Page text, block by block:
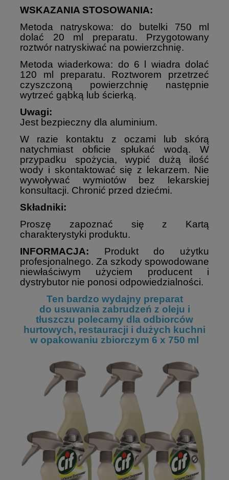
WSKAZANIA STOSOWANIA:
Metoda natryskowa: do butelki 750 ml
dolać 20 ml preparatu. Przygotowany
roztwór natryskiwać na powierzchnię.
Metoda wiaderkowa: do 6 l wiadra dolać
120 ml preparatu. Roztworem przetrzeć
czyszczoną powierzchnię następnie
wytrzeć gąbką lub ścierką.
Uwagi:
Jest bezpieczny dla aluminium.
W razie kontaktu z oczami lub skórą
natychmiast obficie spłukać wodą. W
przypadku spożycia, wypić dużą ilość
wody i skontaktować się z lekarzem. Nie
wywoływać wymiotów bez lekarskiej
konsultacji. Chronić przed dziećmi.
Składniki:
Proszę zapoznać się z Kartą
charakterystyki produktu.
INFORMACJA: Produkt do użytku
profesjonalnego. Za szkody spowodowane
niewłaściwym użyciem producent i
dystrybutor nie ponosi odpowiedzialności.
Ten bardzo wydajny preparat
do usuwania zabrudzeń z oleju i
tłuszczu polecamy dla odbiorców
hurtowych, restauracji i dużych kuchni
w opakowaniu zbiorczym 6 x 750 ml